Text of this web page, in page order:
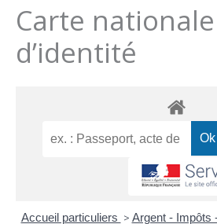
Carte nationale
d’identité
Accueil particuliers > Argent - Impôts